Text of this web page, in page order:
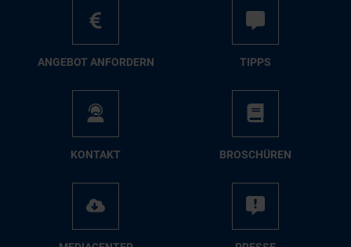
AN­GE­BOT AN­FOR­DERN TIPPS
KON­TAKT BRO­SCHÜ­REN